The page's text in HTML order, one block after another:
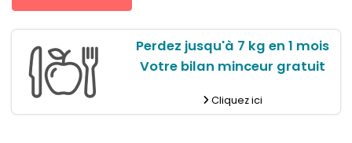
Perdez jusqu'à 7 kg en 1 mois
Votre bilan minceur gratuit
Cliquez ici